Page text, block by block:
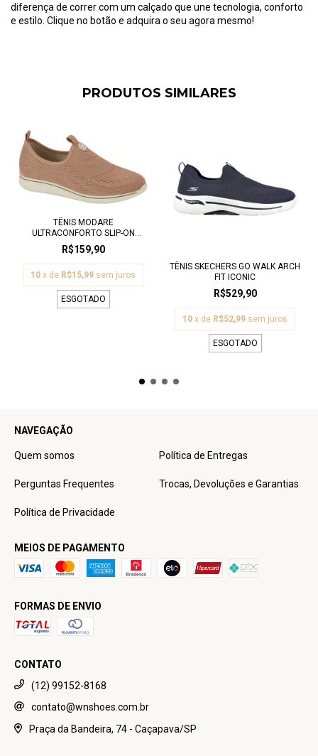
diferença de correr com um calçado que une tecnologia, conforto
e estilo. Clique no botão e adquira o seu agora mesmo!
PRODUTOS SIMILARES
TÊNIS MODARE
ULTRACONFORTO SLIP-ON
CABED...
R$159,90
10 x de R$15,99 sem juros
ESGOTADO
TÊNIS SKECHERS GO WALK ARCH
FIT ICONIC
R$529,90
10 x de R$52,99 sem juros
ESGOTADO
NAVEGAÇÃO
Quem somos Política de Entregas
Perguntas Frequentes Trocas, Devoluções e Garantias
Política de Privacidade
MEIOS DE PAGAMENTO
FORMAS DE ENVIO
CONTATO
(12) 99152-8168
contato@wnshoes.com.br
Praça da Bandeira, 74 - Caçapava/SP